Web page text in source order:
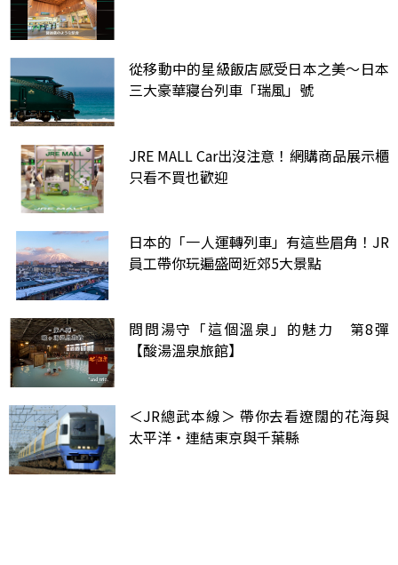
從移動中的星級飯店感受日本之美～日本
三大豪華寢台列車「瑞風」號
JRE MALL Car出沒注意！網購商品展示櫃
只看不買也歡迎
日本的「一人運轉列車」有這些眉角！JR
員工帶你玩遍盛岡近郊5大景點
問問湯守「這個溫泉」的魅力 第8彈
【酸湯溫泉旅館】
＜JR總武本線＞ 帶你去看遼闊的花海與
太平洋・連結東京與千葉縣